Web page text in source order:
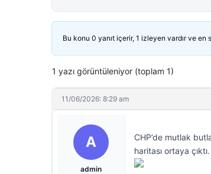
Bu konu 0 yanıt içerir, 1 izleyen vardır ve en
1 yazı görüntüleniyor (toplam 1)
11/06/2026: 8:29 am
A
admin
CHP’de mutlak
haritası ortaya